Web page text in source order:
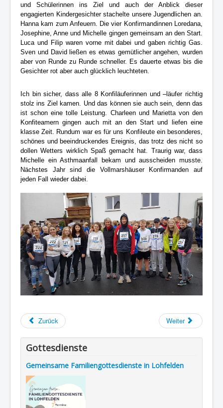
und Schülerinnen ins Ziel und auch der Anblick dieser
engagierten Kindergesichter stachelte unsere Jugendlichen an.
Hanna kam zum Anfeuern. Die vier Konfirmandinnen Loredana,
Josephine, Anne und Michelle gingen gemeinsam an den Start.
Luca und Filip waren vorne mit dabei und gaben richtig Gas.
Sven und David ließen es etwas gemütlicher angehen, wurden
aber von Runde zu Runde schneller. Es dauerte etwas bis die
Gesichter rot aber auch glücklich leuchteten.
Ich bin sicher, dass alle 8 Konfiläuferinnen und –läufer richtig
stolz ins Ziel kamen. Und das können sie auch sein, denn das
ist schon eine tolle Leistung. Charleen und Marietta von den
Konfiteamern gingen auch mit an den Start und liefen eine
klasse Zeit. Rundum war es für uns Konfileute ein besonderes,
schönes und beeindruckendes Ereignis, das trotz des nicht so
dollen Wetters wirklich Spaß gemacht hat. Traurig war, dass
Michelle ein Asthmaanfall bekam und ausscheiden musste.
Nächstes Jahr sind die Vollmarshäuser Konfirmanden auf
jeden Fall wieder dabei.
Zurück Weiter
Gottesdienste
Gemeinsame Familiengottesdienste in Lohfelden